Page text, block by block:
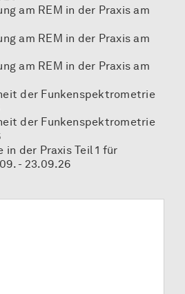
am REM in der Praxis am
am REM in der Praxis am
am REM in der Praxis am
der Funkenspektrometrie
der Funkenspektrometrie
in der Praxis Teil 1 für
- 23.09.26